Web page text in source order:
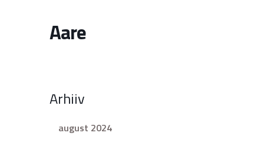
Aare
Arhiiv
august 2024